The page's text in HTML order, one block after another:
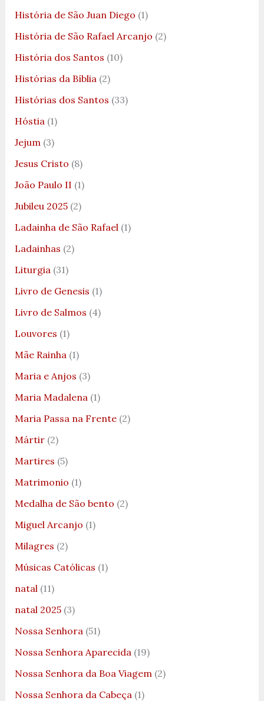
História de São Juan Diego (1)
História de São Rafael Arcanjo (2)
História dos Santos (10)
Histórias da Bíblia (2)
Histórias dos Santos (33)
Hóstia (1)
Jejum (3)
Jesus Cristo (8)
João Paulo II (1)
Jubileu 2025(2)
Ladainha de São Rafael (1)
Ladainhas (2)
Liturgia (31)
Livro de Genesis (1)
Livro de Salmos (4)
Louvores (1)
Mãe Rainha (1)
Maria e Anjos (3)
Maria Madalena (1)
Maria Passa na Frente(2)
Mártir(2)
Martires (5)
Matrimonio (1)
Medalha de São bento (2)
Miguel Arcanjo (1)
Milagres (2)
Músicas Católicas (1)
natal (11)
natal 2025(3)
Nossa Senhora (51)
Nossa Senhora Aparecida (19)
Nossa Senhora da Boa Viagem (2)
Nossa Senhora da Cabeça (1)